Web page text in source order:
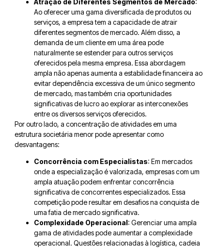
Ao oferecer uma gama diversificada de produtos ou
serviços, a empresa tem a capacidade de atrair
diferentes segmentos de mercado. Além disso, a
demanda de um cliente em uma área pode
naturalmente se estender para outros serviços
oferecidos pela mesma empresa. Essa abordagem
ampla não apenas aumenta a estabilidade financeira ao
evitar dependência excessiva de um único segmento
de mercado, mas também cria oportunidades
significativas de lucro ao explorar as interconexões
entre os diversos serviços oferecidos.
Por outro lado, a concentração de atividades em uma
estrutura societária menor pode apresentar como
desvantagens:
Concorrência com Especialistas: Em mercados
onde a especialização é valorizada, empresas com um
ampla atuação podem enfrentar concorrência
significativa de concorrentes especializados. Essa
competição pode resultar em desafios na conquista de
uma fatia de mercado significativa.
Complexidade Operacional: Gerenciar uma ampla
gama de atividades pode aumentar a complexidade
operacional. Questões relacionadas à logística, cadeia